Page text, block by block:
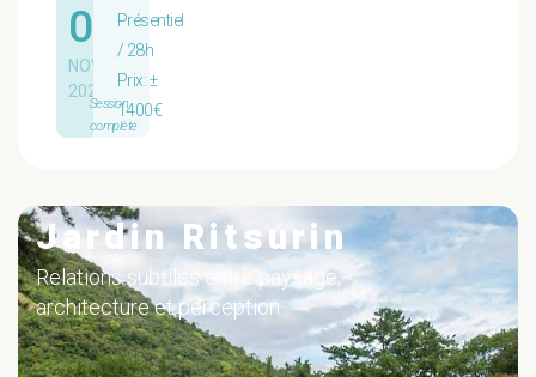
04
NOV.
2026
Présentiel
/ 28h
Prix: ±
1400€
Session
complète
Jardin Ritsurin
Relations subtiles entre paysage,
architecture et perception